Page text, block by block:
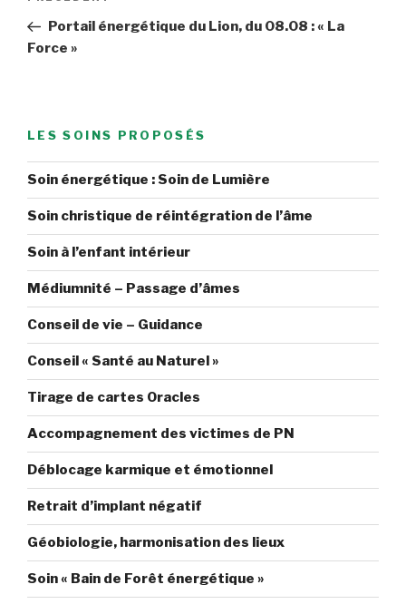
l’article
précédent
Portail énergétique du Lion, du 08.08 : « La
Force »
LES SOINS PROPOSÉS
Soin énergétique : Soin de Lumière
Soin christique de réintégration de l’âme
Soin à l’enfant intérieur
Médiumnité – Passage d’âmes
Conseil de vie – Guidance
Conseil « Santé au Naturel »
Tirage de cartes Oracles
Accompagnement des victimes de PN
Déblocage karmique et émotionnel
Retrait d’implant négatif
Géobiologie, harmonisation des lieux
Soin « Bain de Forêt énergétique »